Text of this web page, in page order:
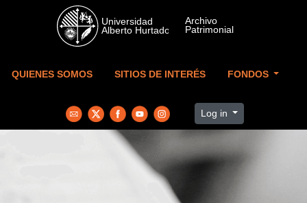
Skip to main content
QUIENES SOMOS SITIOS DE INTERÉS FONDOS
Log in